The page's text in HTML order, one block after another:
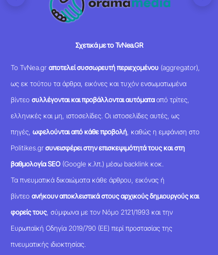
Σχετικά με το TvNea.GR
Το TvNea.grαποτελεί συσσωρευτή περιεχομένου (aggregator),
ως εκ τούτου τα άρθρα, εικόνες και τυχόν ενσωματωμένα
βίντεοσυλλέγονται και προβάλλονται αυτόματααπό τρίτες,
ελληνικές και μη, ιστοσελίδες. Οι ιστοσελίδες αυτές, ως
πηγές,ωφελούνται από κάθε προβολή , καθώς η εμφάνιση στο
Politikes.grσυνεισφέρει στην επισκεψιμότητά τους και στη
βαθμολογία SEO (Google κ.λπ.) μέσω backlink κοκ.
Τα πνευματικά δικαιώματα κάθε άρθρου, εικόνας ή
βίντεοανήκουν αποκλειστικά στους αρχικούς δημιουργούς και
φορείς τους , σύμφωνα με τον Νόμο 2121/1993 και την
Ευρωπαϊκή Οδηγία 2019/790 (ΕΕ) περί προστασίας της
πνευματικής ιδιοκτησίας.